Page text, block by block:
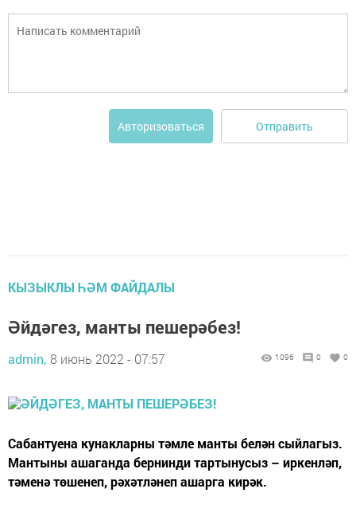
Авторизоваться Отправить
КЫЗЫКЛЫ ҺӘМ ФАЙДАЛЫ
Әйдәгез, манты пешерәбез!
admin, 8 июнь 2022 - 07:57 1096 0 0
Сабантуена кунакларны тәмле манты белән сыйлагыз.
Мантыны ашаганда бернинди тартынусыз – иркенләп,
тәменә төшенеп, рәхәтләнеп ашарга кирәк.